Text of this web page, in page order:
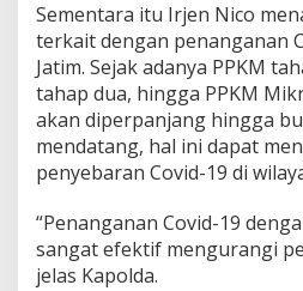
Sementara itu Irjen Nico
terkait dengan penanganan
Jatim. Sejak adanya PPKM
tahap dua, hingga PPKM
akan diperpanjang hingga
mendatang, hal ini dapat
penyebaran Covid-19 di
“Penanganan Covid-19
sangat efektif mengurangi
jelas Kapolda.